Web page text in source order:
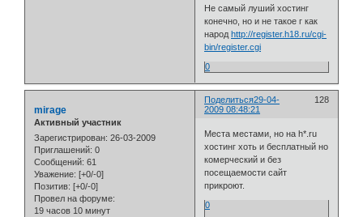
Не самый луший хостинг
конечно, но и не такое г как
народhttp://register.h18.ru/cgi-
bin/register.cgi
0
Поделиться 128
29-04-
2009 08:48:21
mirage
Активный участник
Зарегистрирован: 26-03-2009
Приглашений: 0
Сообщений: 61
Уважение: [+0/-0]
Позитив: [+0/-0]
Провел на форуме:
19 часов 10 минут
Места местами, но на h*.ru
хостинг хоть и бесплатный но
комерческий и без
посещаемости сайт
прикроют.
0